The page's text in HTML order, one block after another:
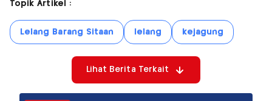
Topik Artikel :
Lelang Barang Sitaan lelang kejagung
Lihat Berita Terkait